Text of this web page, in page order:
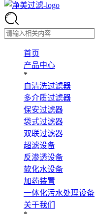
首页
产品中心
*
自清洗过滤器
多介质过滤器
保安过滤器
袋式过滤器
双联过滤器
超滤设备
反渗透设备
软化水设备
加药装置
一体化污水处理设备
关于我们